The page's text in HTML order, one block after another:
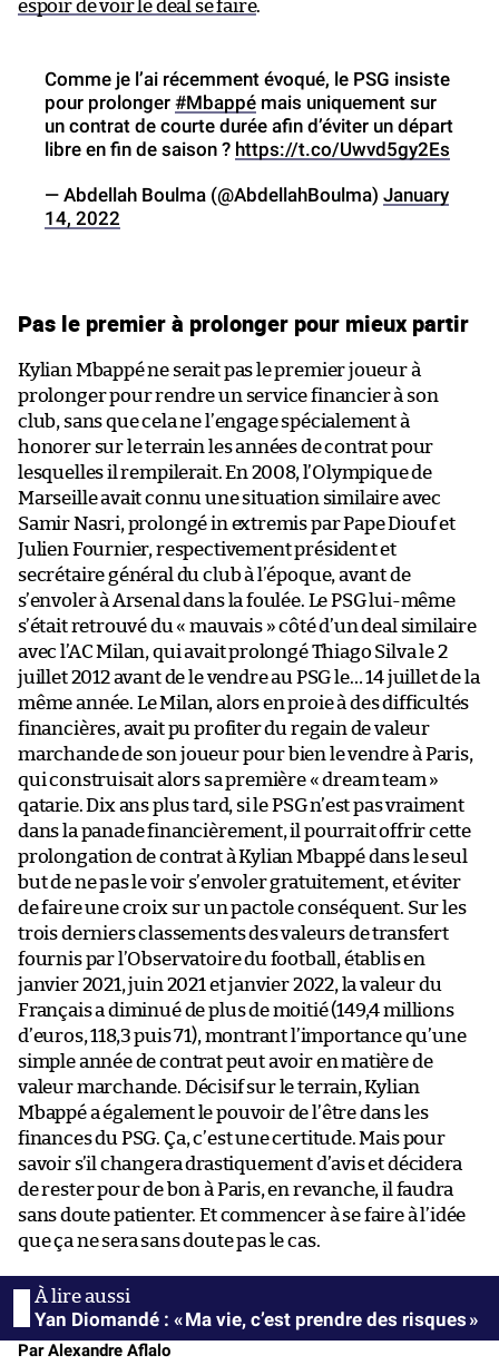
espoir de voir le deal se faire.
Comme je l’ai récemment évoqué, le PSG insiste
pour prolonger #Mbappé mais uniquement sur
un contrat de courte durée afin d’éviter un départ
libre en fin de saison ? https://t.co/Uwvd5gy2Es
— Abdellah Boulma (@AbdellahBoulma) January
14, 2022
Pas le premier à prolonger pour mieux partir
Kylian Mbappé ne serait pas le premier joueur à
prolonger pour rendre un service financier à son
club, sans que cela ne l’engage spécialement à
honorer sur le terrain les années de contrat pour
lesquelles il rempilerait. En 2008, l’Olympique de
Marseille avait connu une situation similaire avec
Samir Nasri, prolongé in extremis par Pape Diouf et
Julien Fournier, respectivement président et
secrétaire général du club à l’époque, avant de
s’envoler à Arsenal dans la foulée. Le PSG lui-même
s’était retrouvé du « mauvais » côté d’un deal similaire
avec l’AC Milan, qui avait prolongé Thiago Silva le 2
juillet 2012 avant de le vendre au PSG le… 14 juillet de la
même année. Le Milan, alors en proie à des difficultés
financières, avait pu profiter du regain de valeur
marchande de son joueur pour bien le vendre à Paris,
qui construisait alors sa première « dream team »
qatarie. Dix ans plus tard, si le PSG n’est pas vraiment
dans la panade financièrement, il pourrait offrir cette
prolongation de contrat à Kylian Mbappé dans le seul
but de ne pas le voir s’envoler gratuitement, et éviter
de faire une croix sur un pactole conséquent. Sur les
trois derniers classements des valeurs de transfert
fournis par l’Observatoire du football, établis en
janvier 2021, juin 2021 et janvier 2022, la valeur du
Français a diminué de plus de moitié (149,4 millions
d’euros, 118,3 puis 71), montrant l’importance qu’une
simple année de contrat peut avoir en matière de
valeur marchande. Décisif sur le terrain, Kylian
Mbappé a également le pouvoir de l’être dans les
finances du PSG. Ça, c’est une certitude. Mais pour
savoir s’il changera drastiquement d’avis et décidera
de rester pour de bon à Paris, en revanche, il faudra
sans doute patienter. Et commencer à se faire à l’idée
que ça ne sera sans doute pas le cas.
Yan Diomandé : « Ma vie, c’est prendre des risques »
Par Alexandre Aflalo